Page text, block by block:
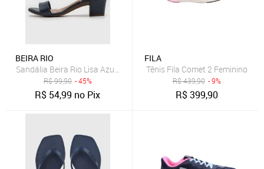
BEIRA RIO
Sandália Beira Rio Lisa Azul-Marinho
R$99,90 - 45%
R$ 54,99 no Pix
FILA
Tênis Fila Comet 2 Feminino
R$439,90 - 9%
R$399,90